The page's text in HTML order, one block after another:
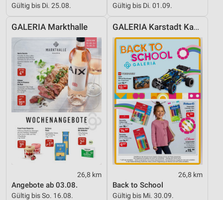
Gültig bis Di. 25.08. Gültig bis Di. 01.09.
GALERIA Markthalle
26,8 km
Angebote ab 03.08.
Gültig bis So. 16.08.
GALERIA Karstadt Kaufhof
26,8 km
Back to School
Gültig bis Mi. 30.09.